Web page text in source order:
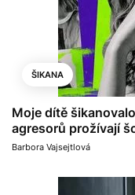
ŠIKANA
Moje dítě
agresorů prožívají
Barbora Vajsejtlová